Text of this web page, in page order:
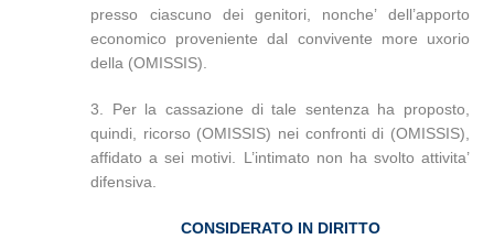
presso ciascuno dei genitori, nonche’ dell’apporto
economico proveniente dal convivente more uxorio
della (OMISSIS).
3. Per la cassazione di tale sentenza ha proposto,
quindi, ricorso (OMISSIS) nei confronti di (OMISSIS),
affidato a sei motivi. L’intimato non ha svolto attivita’
difensiva.
CONSIDERATO IN DIRITTO